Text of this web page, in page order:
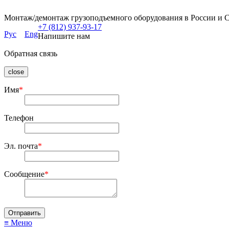
Монтаж/демонтаж грузоподъемного оборудования в России и
Рус
Eng
+7 (812) 937-93-17
Напишите нам
Обратная связь
close
Имя*
Телефон
Эл. почта*
Сообщение*
≡ Меню